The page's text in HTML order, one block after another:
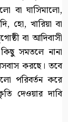
বা ঘাসিমালো,
হো, খারিয়া বা
বা আদিবাসী
সমতলে নানা
করছে। তবে
পরিবর্তন করে
দেওয়ার দাবি